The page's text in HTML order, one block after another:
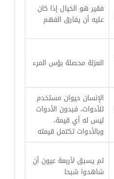
فقير هو الخيال إذا كان
عليه أن يفارق الفهم
العزلة محصلة بؤس المرء
الإنسان حيوان مستخدم
للأدوات، فبدون الأدوات
ليس له أي قيمة،
وبالأدوات تكتمل قيمته
لم يسبق لأربعة عيون أن
شاهدوا شبحا